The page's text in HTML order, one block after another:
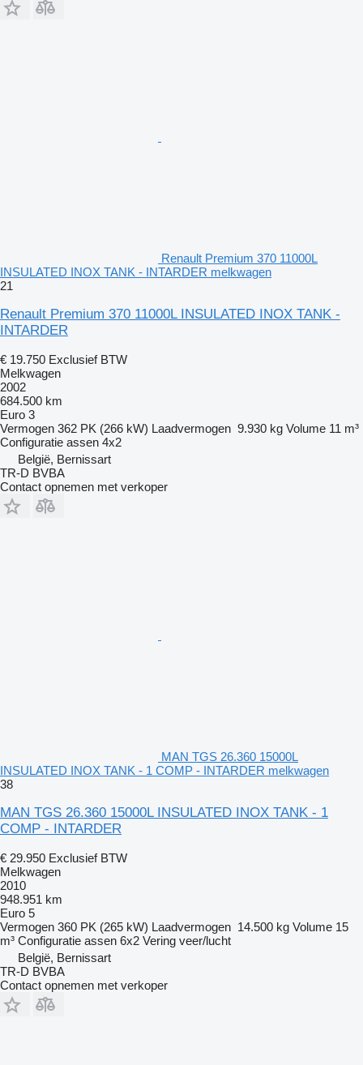
Renault Premium 370 11000L
INSULATED INOX TANK - INTARDER melkwagen
21
Renault Premium 370 11000L INSULATED INOX TANK -
INTARDER
€ 19.750 Exclusief BTW
Melkwagen
2002
684.500 km
Euro 3
Vermogen 362 PK (266 kW) Laadvermogen 9.930 kg Volume 11 m³
Configuratie assen 4x2
België, Bernissart
TR-D BVBA
Contact opnemen met verkoper
MAN TGS 26.360 15000L
INSULATED INOX TANK - 1 COMP - INTARDER melkwagen
38
MAN TGS 26.360 15000L INSULATED INOX TANK - 1
COMP - INTARDER
€ 29.950 Exclusief BTW
Melkwagen
2010
948.951 km
Euro 5
Vermogen 360 PK (265 kW) Laadvermogen 14.500 kg Volume 15
m³ Configuratie assen 6x2 Vering veer/lucht
België, Bernissart
TR-D BVBA
Contact opnemen met verkoper